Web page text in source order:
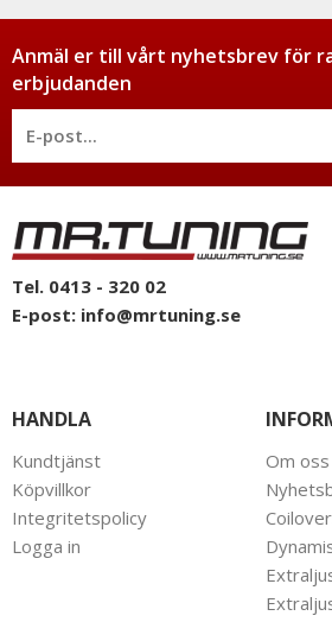
Anmäl er till vårt nyhetsbrev för
erbjudanden
Tel. 0413 - 320 02
E-post: info@mrtuning.se
HANDLA
Kundtjänst
Köpvillkor
Integritetspolicy
Logga in
Om oss